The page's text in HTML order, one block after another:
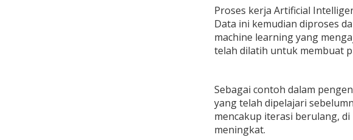
Proses kerja Artificial
Data ini kemudian diproses
machine learning yang
telah dilatih untuk membuat
Sebagai contoh dalam
yang telah dipelajari
mencakup iterasi berulang,
meningkat.